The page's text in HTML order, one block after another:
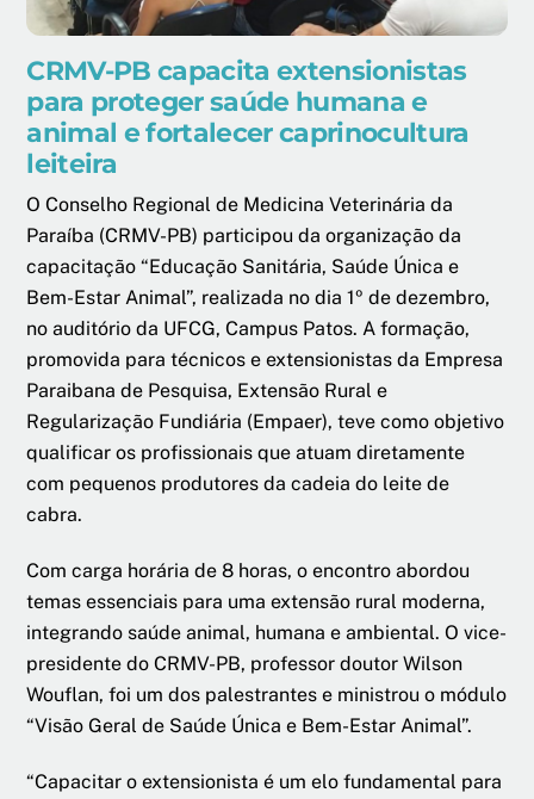
CRMV-PB capacita extensionistas
para proteger saúde humana e
animal e fortalecer caprinocultura
leiteira
O Conselho Regional de Medicina Veterinária da
Paraíba (CRMV-PB) participou da organização da
capacitação “Educação Sanitária, Saúde Única e
Bem-Estar Animal”, realizada no dia 1º de dezembro,
no auditório da UFCG, Campus Patos. A formação,
promovida para técnicos e extensionistas da Empresa
Paraibana de Pesquisa, Extensão Rural e
Regularização Fundiária (Empaer), teve como objetivo
qualificar os profissionais que atuam diretamente
com pequenos produtores da cadeia do leite de
cabra.
Com carga horária de 8 horas, o encontro abordou
temas essenciais para uma extensão rural moderna,
integrando saúde animal, humana e ambiental. O vice-
presidente do CRMV-PB, professor doutor Wilson
Wouflan, foi um dos palestrantes e ministrou o módulo
“Visão Geral de Saúde Única e Bem-Estar Animal”.
“Capacitar o extensionista é um elo fundamental para